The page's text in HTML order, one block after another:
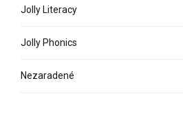
Jolly Literacy
Jolly Phonics
Nezaradené